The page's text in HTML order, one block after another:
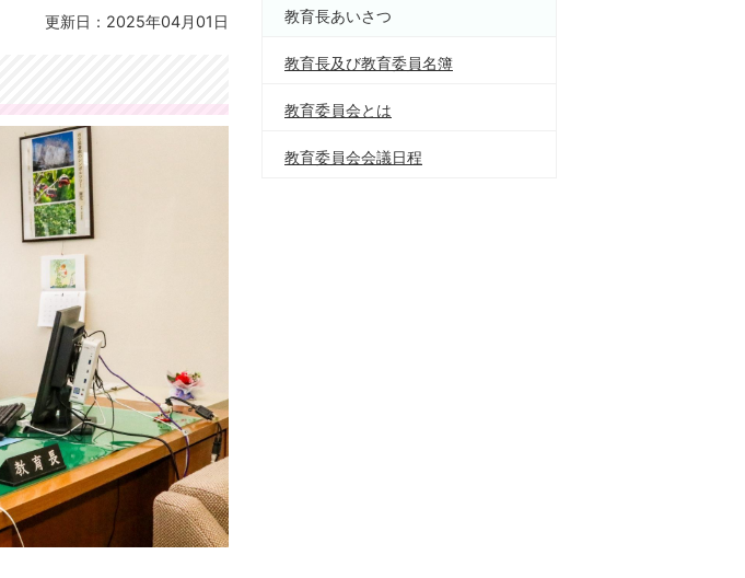
更新日：2025年04月01日 教育長あいさつ
教育長及び教育委員名簿
教育委員会とは
教育委員会会議日程